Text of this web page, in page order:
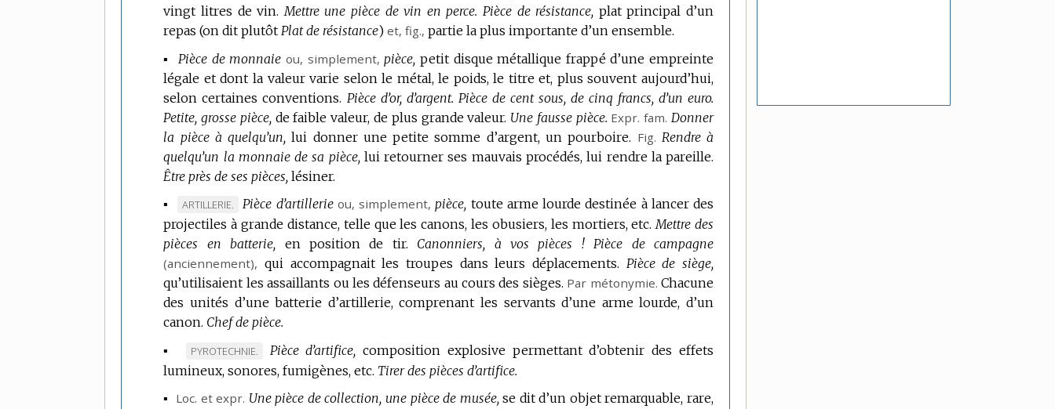
vingt litres de vin. Mettre une pièce de vin en perce. Pièce de résistance, plat principal d’un
repas (on dit plutôt Plat de résistance)et,fig., partie la plus importante d’un ensemble.
▪ Pièce de monnaieou, simplement, pièce, petit disque métallique frappé d’une empreinte
légale et dont la valeur varie selon le métal, le poids, le titre et, plus souvent aujourd’hui,
selon certaines conventions. Pièce d’or, d’argent. Pièce de cent sous, de cinq francs, d’un euro.
Petite, grosse pièce, de faible valeur, de plus grande valeur. Une fausse pièce. Expr. fam. Donner
la pièce à quelqu’un, lui donner une petite somme d’argent, un pourboire. Fig. Rendre à
quelqu’un la monnaie de sa pièce, lui retourner ses mauvais procédés, lui rendre la pareille.
Être près de ses pièces, lésiner.
▪
MARQUE
DE
DOMAINE
:
ARTILLERIE. Pièce d’artillerie ou, simplement, pièce, toute arme lourde destinée à lancer des
projectiles à grande distance, telle que les canons, les obusiers, les mortiers, etc. Mettre des
pièces en batterie, en position de tir. Canonniers, à vos pièces ! Pièce de campagne
(anciennement), qui accompagnait les troupes dans leurs déplacements. Pièce de siège,
qu’utilisaient les assaillants ou les défenseurs au cours des sièges. Par métonymie. Chacune
des unités d’une batterie d’artillerie, comprenant les servants d’une arme lourde, d’un
canon. Chef de pièce.
▪
MARQUE
DE
PYROTECHNIE. Pièce d’artifice, composition explosive permettant d’obtenir des effets
lumineux, sonores, fumigènes, etc. Tirer des pièces d’artifice.
▪ Loc. et expr. Une pièce de collection, une pièce de musée, se dit d’un objet remarquable, rare,